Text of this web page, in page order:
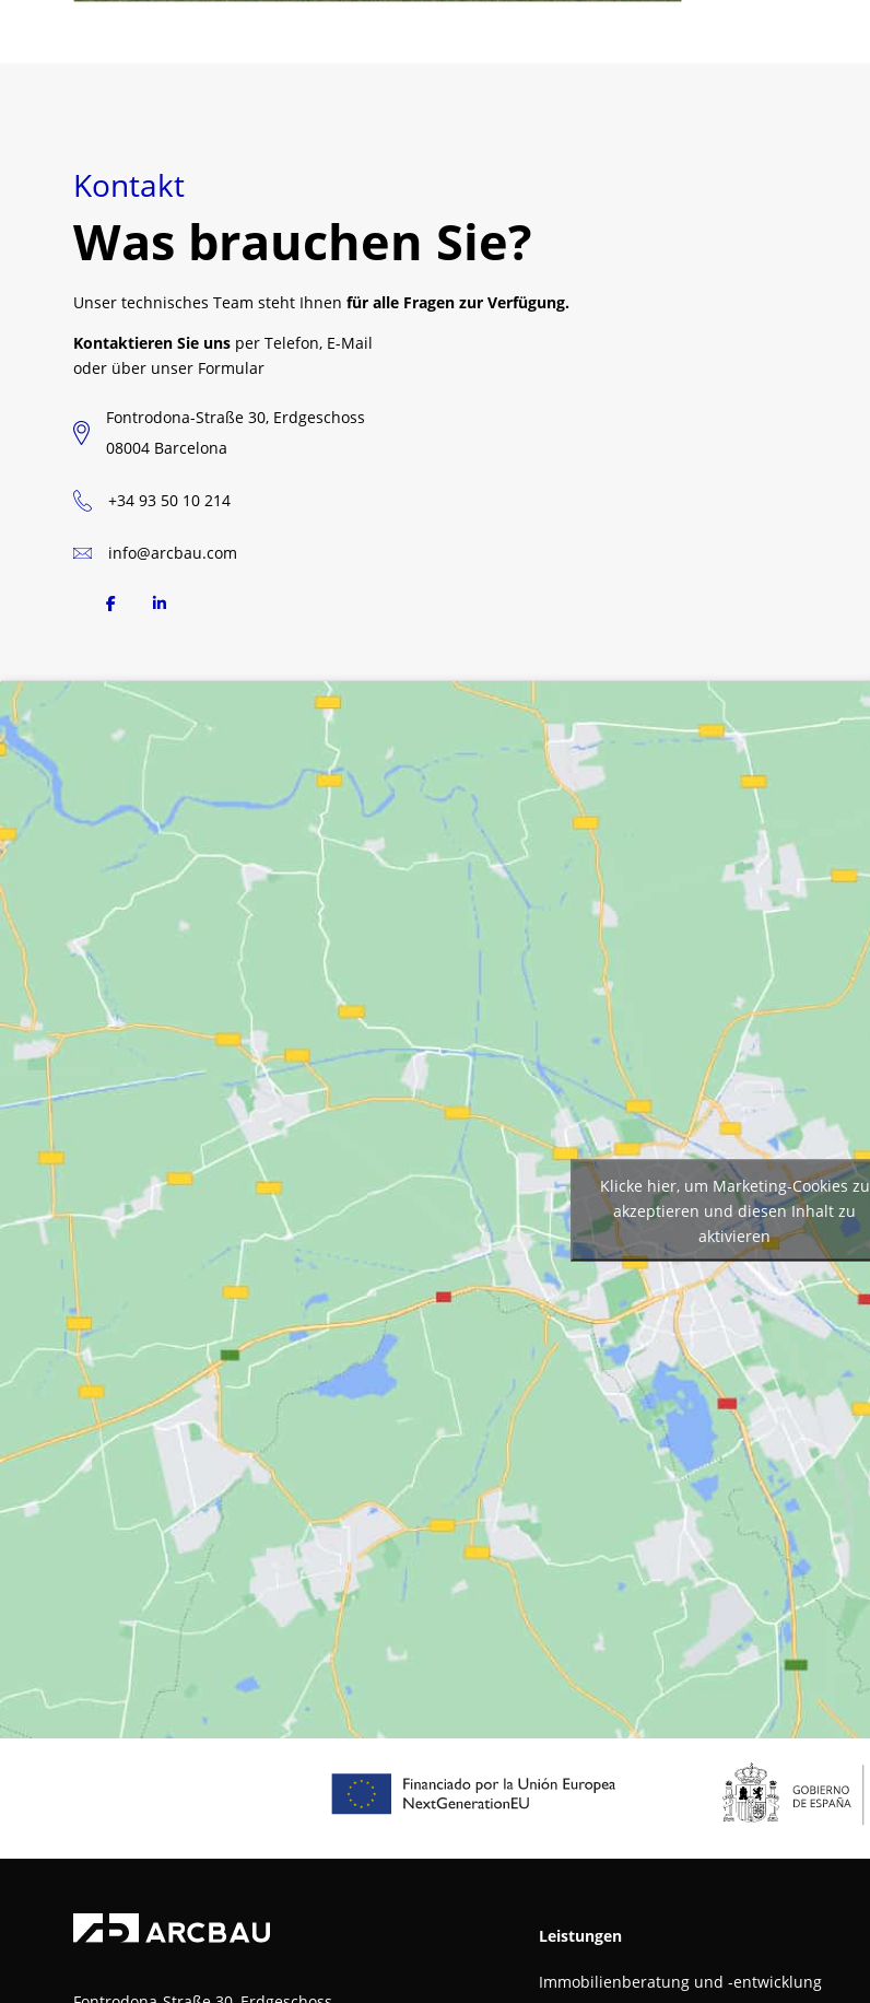
Kontakt
Was brauchen Sie?
Unser technisches Team steht Ihnenfür alle Fragen zur Verfügung.
Kontaktieren Sie uns per Telefon, E-Mail
oder über unser Formular
Fontrodona-Straße 30, Erdgeschoss
08004 Barcelona
+34 93 50 10 214
info@arcbau.com
Klicke hier, um Marketing-Cookies zu
akzeptieren und diesen Inhalt zu
aktivieren
Leistungen
Immobilienberatung und -entwicklung